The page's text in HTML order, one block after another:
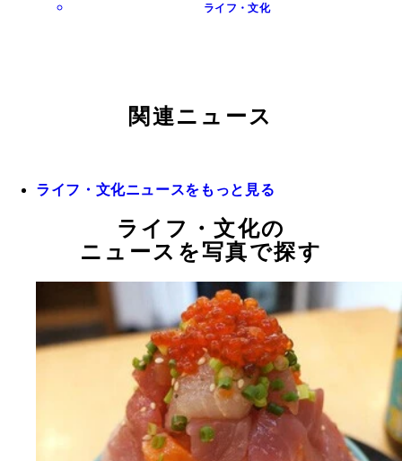
ライフ・文化
関連ニュース
ライフ・文化ニュースをもっと見る
ライフ・文化の
ニュースを写真で探す